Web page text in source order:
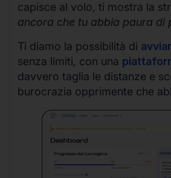
capisce al volo, ti mostra la
ancora che tu abbia paura di
Ti diamo la possibilità di
senza limiti, con una
davvero taglia le distanze e
burocrazia opprimente che